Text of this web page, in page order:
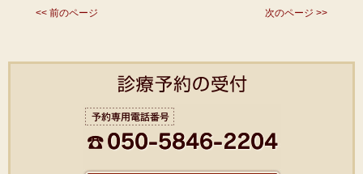
<< 前のページ 次のページ >>